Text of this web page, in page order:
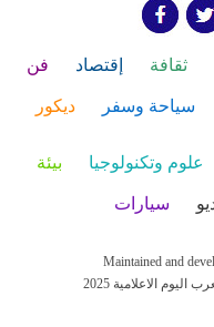
ثقافة إقتصاد فن
سياحة وسفر ديكور
علوم وتكنولوجيا بيئة
سيارات
Maintained and